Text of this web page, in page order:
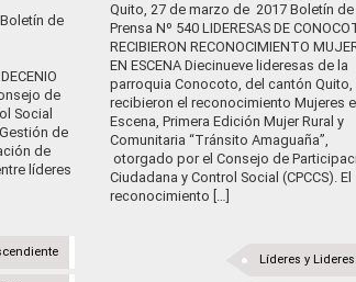
de
de
Social
de
de
líderes
Quito, 27 de marzo de 2017 Boletín de
Prensa Nº 540 LIDERESAS DE
RECIBIERON RECONOCIMIENTO
EN ESCENA Diecinueve lideresas de la
parroquia Conocoto, del cantón Quito,
recibieron el reconocimiento Mujeres
Escena, Primera Edición Mujer Rural y
Comunitaria “Tránsito Amaguaña”,
otorgado por el Consejo de
Ciudadana y Control Social (CPCCS). El
reconocimiento […]
Líderes y